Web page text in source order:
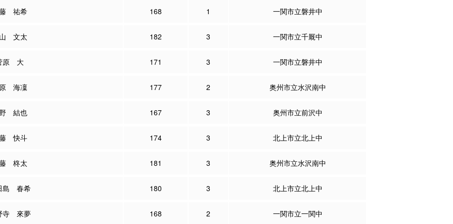
祐希 168 1 一関市立磐井中
文太 182 3 一関市立千厩中
原 大 171 3 一関市立磐井中
海凜 177 2 奥州市立水沢南中
結也 167 3 奥州市立前沢中
快斗 174 3 北上市立北上中
柊太 181 3 奥州市立水沢南中
島 春希 180 3 北上市立北上中
寺 來夢 168 2
一関市立一関中